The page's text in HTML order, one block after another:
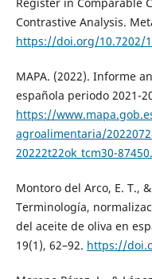
Register in Comparable
Contrastive Analysis.
https://doi.org/10.7202/
MAPA. (2022). Informe
española periodo 2021-
https://
agroalimentaria/
20222t22ok_tcm30-
Montoro del Arco, E. T.,
Terminología,
del aceite de oliva en
19(1), 62–92. https://